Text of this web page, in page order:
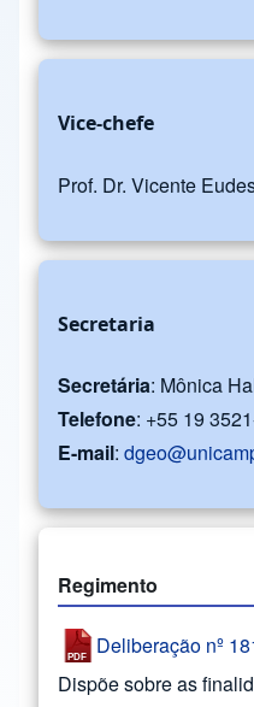
Vice-chefe
Prof. Dr. Vicente
Secretaria
Secretária: Mônica
Telefone: +55 19
E-mail:
Regimento
Deliberação nº
Dispõe sobre as